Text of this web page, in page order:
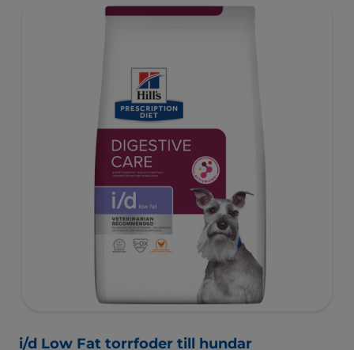
matsmältningen och välbefinnandet.
i/d Low Fat torrfoder till hundar